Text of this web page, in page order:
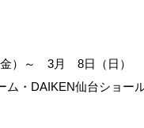
）～ 3月 8日（日）
ム・DAIKEN仙台ショー